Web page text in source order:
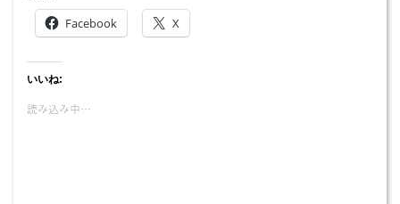
Facebook X
いいね:
読み込み中…